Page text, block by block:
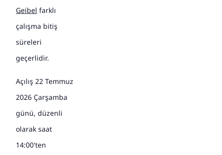
Geibel farklı
çalışma bitiş
süreleri
geçerlidir.
Açılış 22 Temmuz
2026 Çarşamba
günü, düzenli
olarak saat
14:00'ten